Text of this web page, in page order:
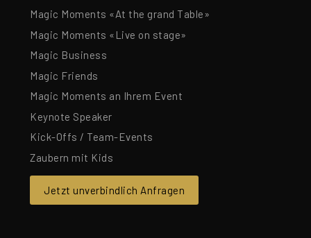
Magic Moments «At the grand Table»
Magic Moments «Live on stage»
Magic Business
Magic Friends
Magic Moments an Ihrem Event
Keynote Speaker
Kick-Offs / Team-Events
Zaubern mit Kids
Jetzt unverbindlich Anfragen